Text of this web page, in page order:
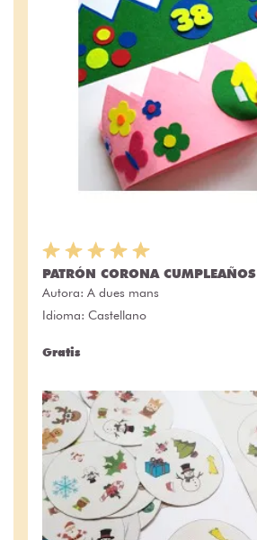
PATRÓN CORONA CUMPLEAÑOS
Autora: A dues mans
Idioma: Castellano
Gratis